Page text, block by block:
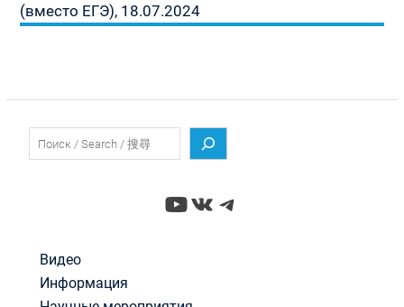
(вместо ЕГЭ), 18.07.2024
YouTube
ВКонтакте
Telegram
Видео
Информация